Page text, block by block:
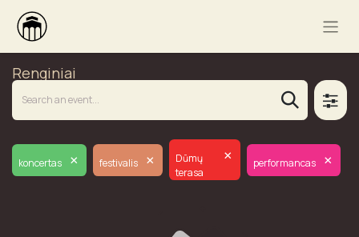
Renginiai
koncertas × festivalis ×
Dūmų
terasa
× performancas ×